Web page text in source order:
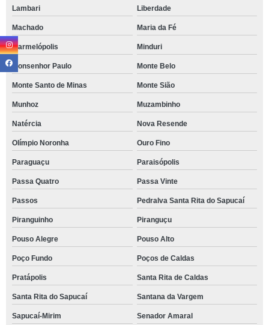
Lambari Liberdade
Machado Maria da Fé
Marmelópolis Minduri
Monsenhor Paulo Monte Belo
Monte Santo de Minas Monte Sião
Munhoz Muzambinho
Natércia Nova Resende
Olímpio Noronha Ouro Fino
Paraguaçu Paraisópolis
Passa Quatro Passa Vinte
Passos Pedralva Santa Rita do Sapucaí
Piranguinho Piranguçu
Pouso Alegre Pouso Alto
Poço Fundo Poços de Caldas
Pratápolis Santa Rita de Caldas
Santa Rita do Sapucaí Santana da Vargem
Sapucaí-Mirim Senador Amaral